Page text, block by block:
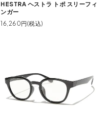
HESTRA ヘストラ トポ スリーフィ
ンガー
16,260円(税込)